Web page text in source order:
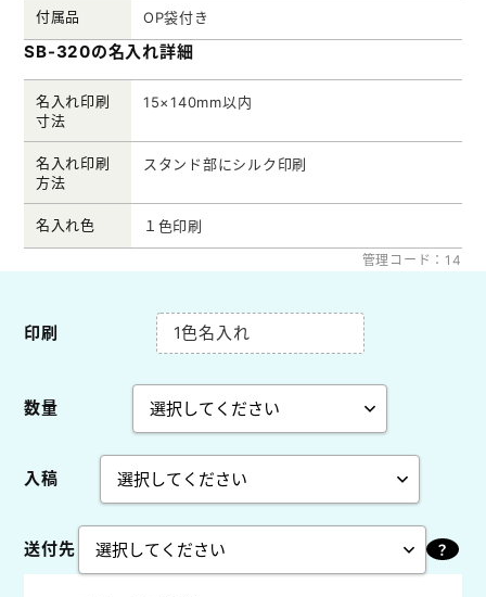
付属品 OP袋付き
SB-320の名入れ詳細
名入れ印刷
寸法
15×140mm以内
名入れ印刷
方法
スタンド部にシルク印刷
名入れ色 １色印刷
管理コード：14
印刷 1色名入れ
数量
入稿
送付先